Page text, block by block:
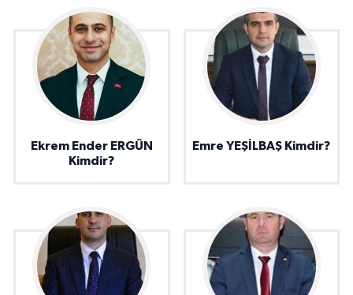
Ekrem Ender ERGÜN
Kimdir?
Emre YEŞİLBAŞ Kimdir?